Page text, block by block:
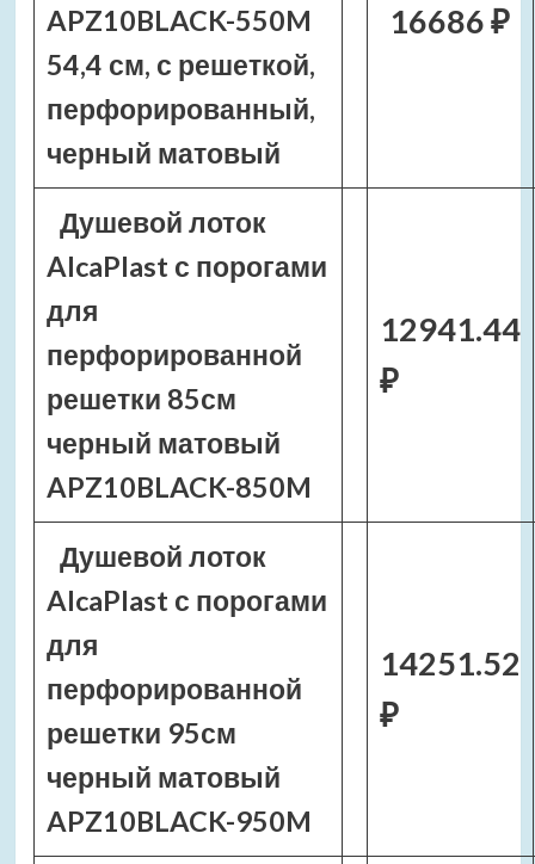
APZ10BLACK-550M
54,4 см, с решеткой,
перфорированный,
черный матовый
16686 ₽
Душевой лоток
AlcaPlast с порогами
для
перфорированной
решетки 85см
черный матовый
APZ10BLACK-850M
12941.44
₽
Душевой лоток
AlcaPlast с порогами
для
перфорированной
решетки 95см
черный матовый
APZ10BLACK-950M
14251.52
₽